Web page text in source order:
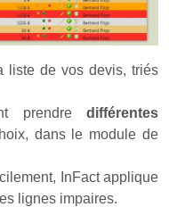
liste de vos devis, triés
prendre différentes
dans le module de
InFact applique
lignes impaires.